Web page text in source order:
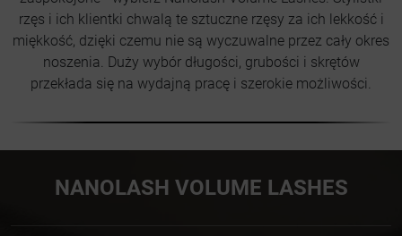
rzęs i ich klientki chwalą te sztuczne rzęsy za ich lekkość i
miękkość, dzięki czemu nie są wyczuwalne przez cały okres
noszenia. Duży wybór długości, grubości i skrętów
przekłada się na wydajną pracę i szerokie możliwości.
NANOLASH VOLUME LASHES